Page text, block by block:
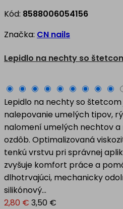
Kód: 8588006054156
Značka: CN nails
Lepidlo na nechty so
Lepidlo na nechty so
nalepovanie umelých tipov,
nalomení umelých nechtov
ozdôb. Optimalizovaná
tenkú vrstvu pri správnej
zvyšuje komfort práce a
dlhotrvajúci, mechanicky
silikónový...
2,80 € 3,50 €